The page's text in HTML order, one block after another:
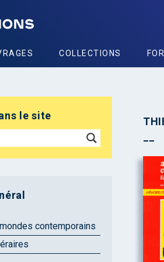
COLLECTIONS
le site
contemporains